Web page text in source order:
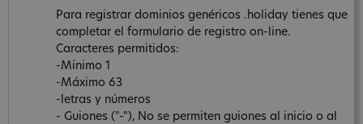
Para registrar dominios genéricos .holiday tienes que
completar el formulario de registro on-line.
Caracteres permitidos:
-Mínimo 1
-Máximo 63
-letras y números
- Guiones ("-"), No se permiten guiones al inicio o al